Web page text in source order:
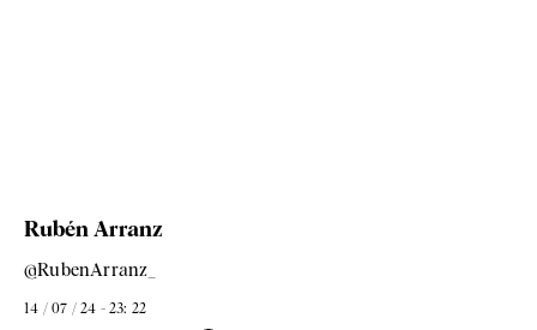
Rubén Arranz
@RubenArranz_
14 / 07 / 24 - 23: 22